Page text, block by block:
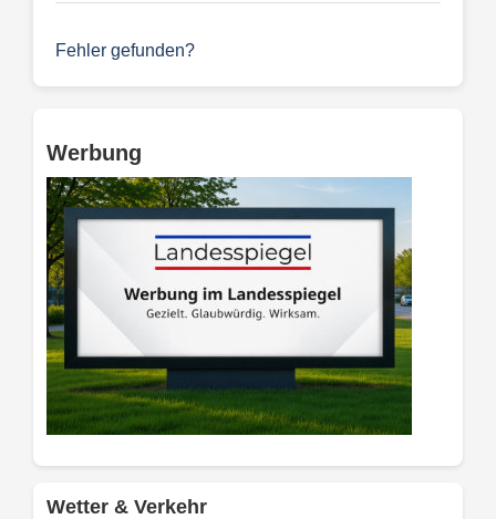
Fehler gefunden?
Werbung
Wetter & Verkehr